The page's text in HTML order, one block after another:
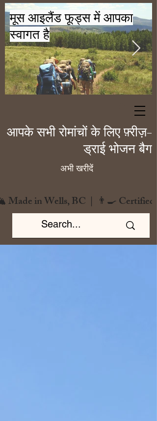
मूस आइलैंड फूड्स में आपका
स्वागत है
आपके सभी रोमांचों के लिए फ़्रीज़-
ड्राई भोजन बैग
अभी खरीदें
in Wells, BC  |  👨‍🍳 Certified